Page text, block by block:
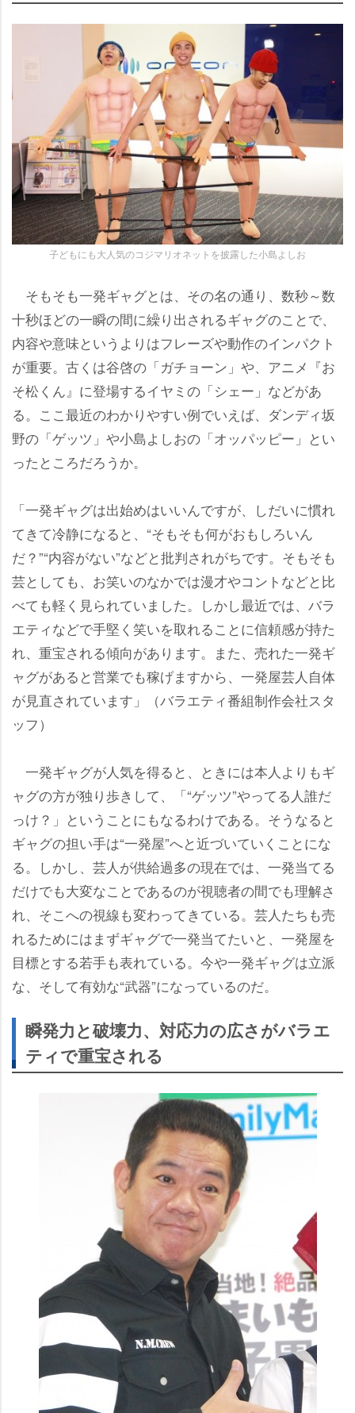
子どもにも大人気のコジマリオネットを披露した小島よしお
そもそも一発ギャグとは、その名の通り、数秒～数
十秒ほどの一瞬の間に繰り出されるギャグのことで、
内容や意味というよりはフレーズや動作のインパクト
が重要。古くは谷啓の「ガチョーン」や、アニメ『お
そ松くん』に登場するイヤミの「シェー」などがあ
る。ここ最近のわかりやすい例でいえば、ダンディ坂
野の「ゲッツ」や小島よしおの「オッパッピー」とい
ったところだろうか。
「一発ギャグは出始めはいいんですが、しだいに慣れ
てきて冷静になると、“そもそも何がおもしろいん
だ？”“内容がない”などと批判されがちです。そもそも
芸としても、お笑いのなかでは漫才やコントなどと比
べても軽く見られていました。しかし最近では、バラ
エティなどで手堅く笑いを取れることに信頼感が持た
れ、重宝される傾向があります。また、売れた一発ギ
ャグがあると営業でも稼げますから、一発屋芸人自体
が見直されています」（バラエティ番組制作会社スタ
ッフ）
一発ギャグが人気を得ると、ときには本人よりもギ
ャグの方が独り歩きして、「“ゲッツ”やってる人誰だ
っけ？」ということにもなるわけである。そうなると
ギャグの担い手は“一発屋”へと近づいていくことにな
る。しかし、芸人が供給過多の現在では、一発当てる
だけでも大変なことであるのが視聴者の間でも理解さ
れ、そこへの視線も変わってきている。芸人たちも売
れるためにはまずギャグで一発当てたいと、一発屋を
目標とする若手も表れている。今や一発ギャグは立派
な、そして有効な“武器”になっているのだ。
瞬発力と破壊力、対応力の広さがバラエ
ティで重宝される